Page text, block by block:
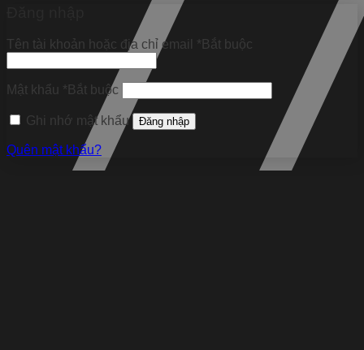
Tên tài khoản hoặc địa chỉ email * Bắt buộc
Mật khẩu * Bắt buộc
Ghi nhớ mật khẩu Đăng nhập
Quên mật khẩu?